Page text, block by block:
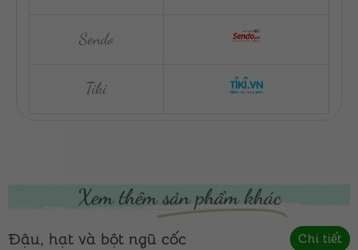
Sendo
Tiki
Xem thêm sản phẩm khác
Đậu, hạt và bột ngũ cốc Chi tiết